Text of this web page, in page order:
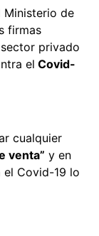
Ministerio de
firmas
privado
el Covid-
cualquier
venta” y en
el Covid-19 lo